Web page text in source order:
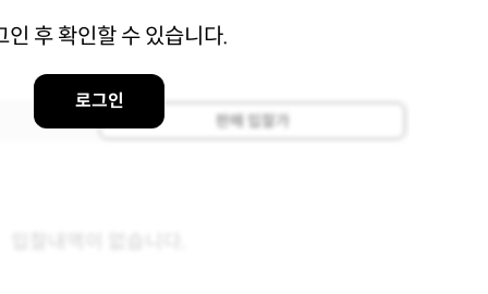
인 후 확인할 수 있습니다.
로그인
판매 입찰가